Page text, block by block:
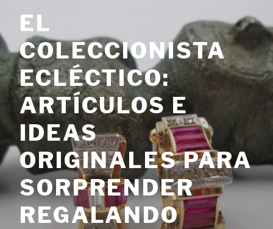
contenido
EL
COLECCIONISTA
ECLÉCTICO:
ARTÍCULOS E
IDEAS
ORIGINALES PARA
SORPRENDER
REGALANDO